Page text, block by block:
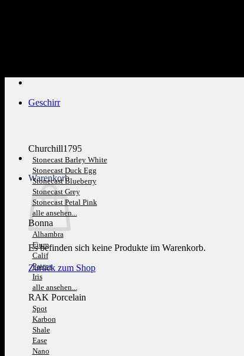
Warenkorb
Es befinden sich keine Produkte im Warenkorb.
Zurück zum Shop
Geschirr
Churchill1795
Stonecast Barley White
Stonecast Duck Egg
Stonecast Blueberry
Stonecast Grey
Stonecast Petal Pink
alle ansehen...
Bonna
Alhambra
Fium
Calif
Patera
Iris
alle ansehen...
RAK Porcelain
Spot
Karbon
Shale
Ease
Nano